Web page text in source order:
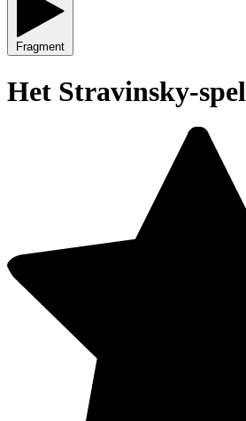
Fragment
Het Stravinsky-spel